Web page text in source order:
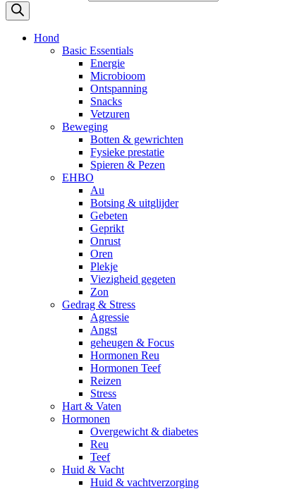
Hond
Basic Essentials
Energie
Microbioom
Ontspanning
Snacks
Vetzuren
Beweging
Botten & gewrichten
Fysieke prestatie
Spieren & Pezen
EHBO
Au
Botsing & uitglijder
Gebeten
Geprikt
Onrust
Oren
Plekje
Viezigheid gegeten
Zon
Gedrag & Stress
Agressie
Angst
geheugen & Focus
Hormonen Reu
Hormonen Teef
Reizen
Stress
Hart & Vaten
Hormonen
Overgewicht & diabetes
Reu
Teef
Huid & Vacht
Huid & vachtverzorging